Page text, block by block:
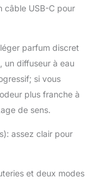
pour les
la fête
: un
câble USB-C pour
parfum discret
un diffuseur à eau
si vous
plus franche à
de sens.
assez clair pour
et deux modes